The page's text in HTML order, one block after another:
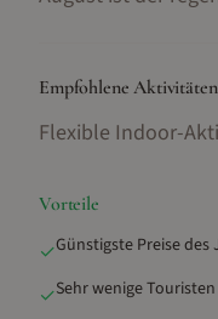
Empfohlene Aktivitäten
Flexible Indoor-
Vorteile
✓Günstigste Preise des
✓Sehr wenige Touristen